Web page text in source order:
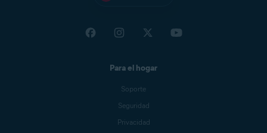
Para el hogar
Soporte
Seguridad
Privacidad